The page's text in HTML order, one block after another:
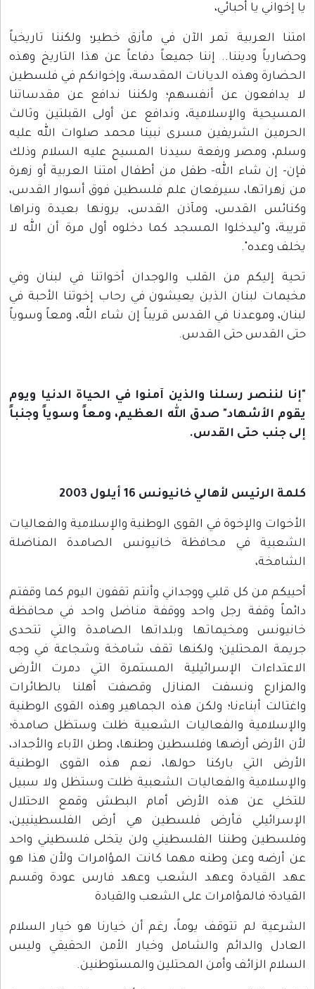
يا إخواني يا أحبائي،
امتنا العربية تمر الآن في مأزق خطير؛ ولكننا تاريخياً
وحضارياً وديننا.. إننا جميعاً دفاعاً عن هذا التاريخ وهذه
الحضارة وهذه الديانات المقدسة، وإخوانكم في فلسطين
لا يدافعون عن أنفسهم؛ ولكننا ندافع عن مقدساتنا
المسيحية والإسلامية، وندافع عن أولى القبلتين وثالث
الحرمين الشريفين مسرى نبينا محمد صلوات الله عليه
وسلم، ومصر ورفعة سيدنا المسيح عليه السلام وذلك
فإن- إن شاء الله- طفل من أطفال امتنا العربية أو زهرة
من زهراتها، سيرفعان علم فلسطين فوق أسوار القدس،
وكنائس القدس، ومآذن القدس، يرونها بعيدة ونراها
قريبة، و"ليدخلوا المسجد كما دخلوه أول مرة أن الله لا
يخلف وعده".
تحية إليكم من القلب والوجدان أخواتنا في لبنان وفي
مخيمات لبنان الذين يعيشون في رحاب إخوتنا الأحبة في
لبنان، وموعدنا في القدس قريباً إن شاء الله، ومعاً وسوياً
حتى القدس حتى القدس.
"إنا لننصر رسلنا والذين آمنوا في الحياة الدنيا ويوم
يقوم الأشهاد" صدق الله العظيم، ومعاً وسوياً وجنباً
إلى جنب حتى القدس.
كلمة الرئيس لأهالي خانيونس 16 أيلول 2003
الأخوات والإخوة في القوى الوطنية والإسلامية والفعاليات
الشعبية في محافظة خانيونس الصامدة المناضلة
الشامخة،
أحييكم من كل قلبي ووجداني وأنتم تقفون اليوم كما وقفتم
دائماً وقفة رجل واحد ووقفة مناضل واحد في محافظة
خانيونس ومخيماتها وبلداتها الصامدة والتي تتحدى
جريمة المحتلين؛ ولكنها تقف شامخة وشجاعة في وجه
الاعتداءات الإسرائيلية المستمرة التي دمرت الأرض
والمزارع ونسفت المنازل وقصفت أهلنا بالطائرات
واغتالت أبناءنا؛ ولكن هذه الجماهير وهذه القوى الوطنية
والإسلامية والفعاليات الشعبية ظلت وستظل صامدة؛
لأن الأرض أرضها وفلسطين وطنها، وطن الآباء والأجداد،
الأرض التي باركنا حولها، نعم هذه القوى الوطنية
والإسلامية والفعاليات الشعبية ظلت وستظل ولا سبيل
للتخلي عن هذه الأرض أمام البطش وقمع الاحتلال
الإسرائيلي فأرض فلسطين هي أرض الفلسطينيين،
وفلسطين وطننا الفلسطيني ولن يتخلى فلسطيني واحد
عن أرضه وعن وطنه مهما كانت المؤامرات ولأن هذا هو
عهد القيادة وعهد الشعب وعهد فارس عودة وقسم
القيادة؛ فالمؤامرات على الشعب والقيادة
الشرعية لم تتوقف يوماً، رغم أن خيارنا هو خيار السلام
العادل والدائم والشامل وخيار الأمن الحقيقي وليس
السلام الزائف وأمن المحتلين والمستوطنين.